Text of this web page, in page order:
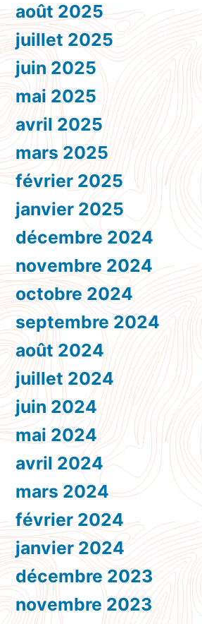
août 2025
juillet 2025
juin 2025
mai 2025
avril 2025
mars 2025
février 2025
janvier 2025
décembre 2024
novembre 2024
octobre 2024
septembre 2024
août 2024
juillet 2024
juin 2024
mai 2024
avril 2024
mars 2024
février 2024
janvier 2024
décembre 2023
novembre 2023